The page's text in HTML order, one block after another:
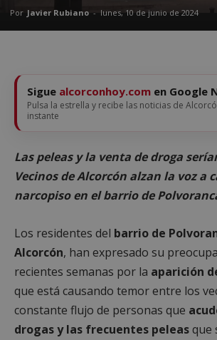
Por Javier Rubiano - lunes, 10 de junio de 2024
Sigue alcorconhoy.com en Google
Pulsa la estrella y recibe las noticias de
instante
Las peleas y la venta de droga
Vecinos de Alcorcón alzan la voz a
narcopiso en el barrio de
Los residentes del barrio de
Alcorcón, han expresado su
recientes semanas por la aparición
que está causando temor entre los
constante flujo de personas que
drogas y las frecuentes peleasque